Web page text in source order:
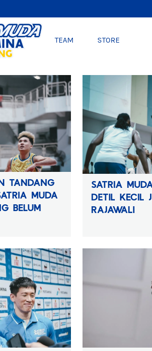
TEAM STORE
TANDANG
MUDA
BELUM
SATRIA
DETIL KECIL
RAJAWALI